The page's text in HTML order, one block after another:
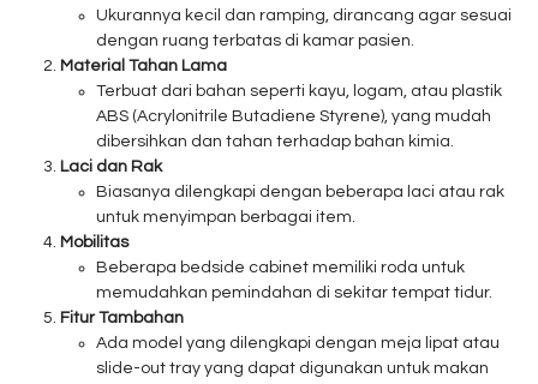
Ukurannya kecil dan ramping, dirancang agar sesuai
dengan ruang terbatas di kamar pasien.
Material Tahan Lama
Terbuat dari bahan seperti kayu, logam, atau plastik
ABS (Acrylonitrile Butadiene Styrene), yang mudah
dibersihkan dan tahan terhadap bahan kimia.
Laci dan Rak
Biasanya dilengkapi dengan beberapa laci atau rak
untuk menyimpan berbagai item.
Mobilitas
Beberapa bedside cabinet memiliki roda untuk
memudahkan pemindahan di sekitar tempat tidur.
Fitur Tambahan
Ada model yang dilengkapi dengan meja lipat atau
slide-out tray yang dapat digunakan untuk makan